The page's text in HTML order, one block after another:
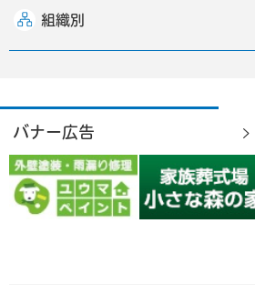
組織別
バナー広告